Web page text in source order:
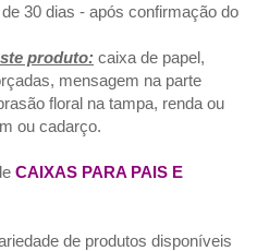
30 dias - após confirmação do
produto: caixa de papel,
mensagem na parte
floral na tampa, renda ou
ou cadarço.
CAIXAS PARA PAIS E
de produtos disponíveis